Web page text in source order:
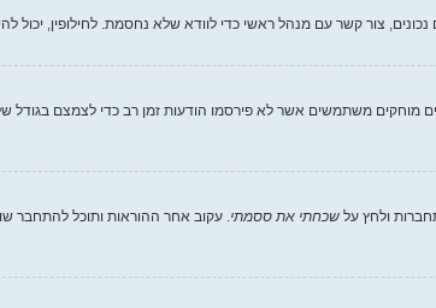
משתמשים אשר לא פירסמו הודעות זמן רב כדי לצמצם בגודל
ולחץ על שכחתי את ססמתי. עקוב אחר ההוראות ותוכל להתחבר